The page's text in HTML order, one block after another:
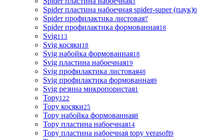
Spider пластина набоечная spider-super (паук)0
Spider профилактика листовая7
Spider профилактика формованная18
Svig113
Svig косяки18
Svig набойка формованная18
Svig пластина набоечная19
Svig профилактика листовая48
Svig профилактика формованная9
Svig резина микропористая1
Topy122
Topy косяки25
Topy набойка формованная8
Topy пластина набоечная14
Topy пластина набоечная topy verasoft9